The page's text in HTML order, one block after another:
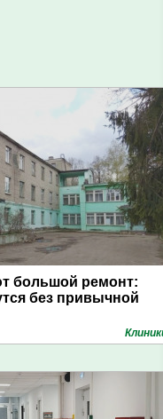
большой ремонт:
без привычной